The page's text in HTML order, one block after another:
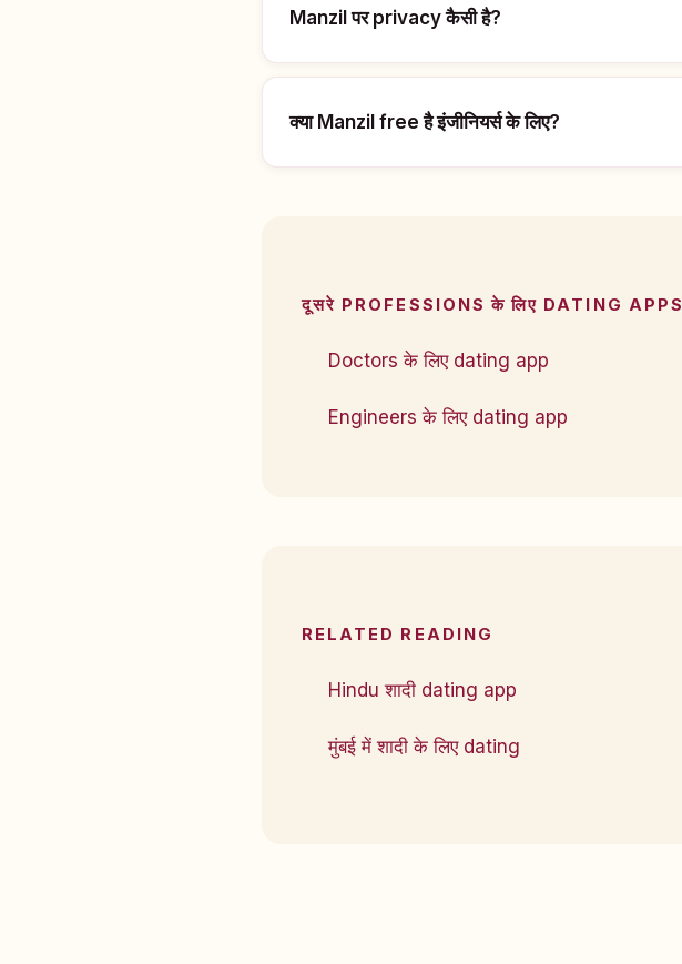
Manzil पर privacy कैसी है?
क्या Manzil free है इंजीनियर्स के लिए?
दूसरे PROFESSIONS के लिए DATING APPS
Doctors के लिए dating app
Engineers के लिए dating app
RELATED READING
Hindu शादी dating app
मुंबई में शादी के लिए dating